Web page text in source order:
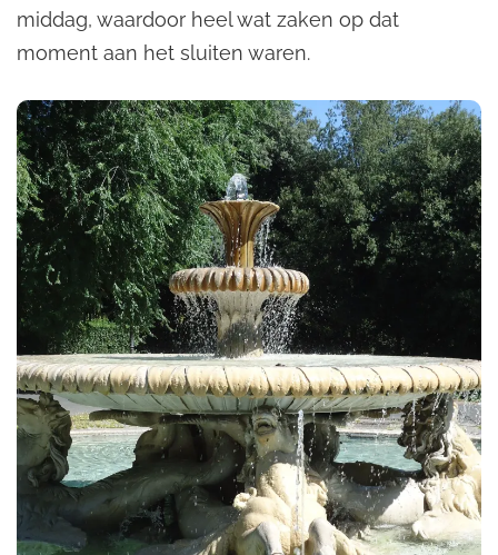
middag, waardoor heel wat zaken op dat
moment aan het sluiten waren.